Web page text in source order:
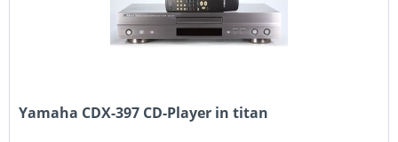
Yamaha CDX-397 CD-Player in titan